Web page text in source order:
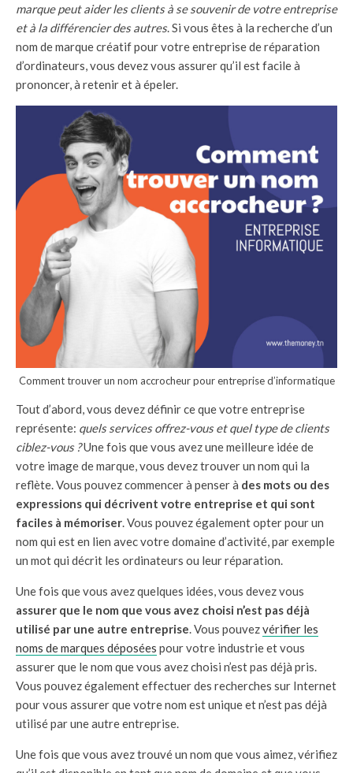
marque peut aider les clients à se souvenir de votre entreprise
et à la différencier des autres. Si vous êtes à la recherche d’un
nom de marque créatif pour votre entreprise de réparation
d’ordinateurs, vous devez vous assurer qu’il est facile à
prononcer, à retenir et à épeler.
Comment trouver un nom accrocheur pour entreprise d’informatique
Tout d’abord, vous devez définir ce que votre entreprise
représente: quels services offrez-vous et quel type de clients
ciblez-vous ?Une fois que vous avez une meilleure idée de
votre image de marque, vous devez trouver un nom qui la
reflète. Vous pouvez commencer à penser à des mots ou des
expressions qui décrivent votre entreprise et qui sont
faciles à mémoriser. Vous pouvez également opter pour un
nom qui est en lien avec votre domaine d’activité, par exemple
un mot qui décrit les ordinateurs ou leur réparation.
Une fois que vous avez quelques idées, vous devez vous
assurer que le nom que vous avez choisi n’est pas déjà
utilisé par une autre entreprise. Vous pouvezvérifier les
noms de marques déposées pour votre industrie et vous
assurer que le nom que vous avez choisi n’est pas déjà pris.
Vous pouvez également effectuer des recherches sur Internet
pour vous assurer que votre nom est unique et n’est pas déjà
utilisé par une autre entreprise.
Une fois que vous avez trouvé un nom que vous aimez, vérifiez